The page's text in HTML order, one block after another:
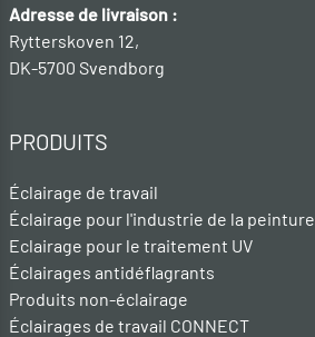
Adresse de livraison :
Rytterskoven 12,
DK-5700 Svendborg
PRODUITS
Éclairage de travail
Éclairage pour l'industrie de la peinture
Eclairage pour le traitement UV
Éclairages antidéflagrants
Produits non-éclairage
Éclairages de travail CONNECT